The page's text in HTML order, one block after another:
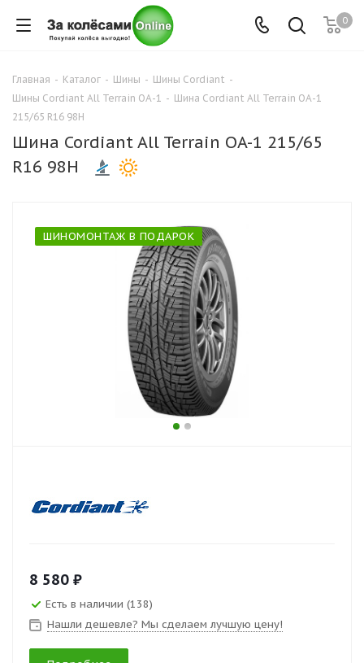
0
Главная - Каталог - Шины - Шины Cordiant -
Шины Cordiant All Terrain OA-1 - Шина Cordiant All Terrain OA-1
215/65 R16 98H
Шина Cordiant All Terrain OA-1 215/65
R16 98H
ШИНОМОНТАЖ В ПОДАРОК
8 580 ₽
Есть в наличии (138)
Нашли дешевле? Мы сделаем лучшую цену!